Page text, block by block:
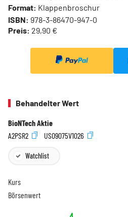
Format: Klappenbroschur
ISBN: 978-3-86470-947-0
Preis: 29,90 €
Behandelter Wert
BioNTech Aktie
A2PSR2
US09075V1026
Watchlist
Kurs
Börsenwert